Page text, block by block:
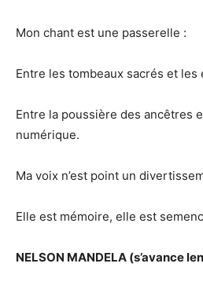
Mon chant est une passerelle :
Entre les tombeaux sacrés et les
Entre la poussière des ancêtres
numérique.
Ma voix n’est point un
Elle est mémoire, elle est
NELSON MANDELA (s’avance